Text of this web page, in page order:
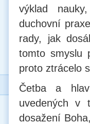
výklad
duchovní
rady, jak
tomto smyslu
proto ztrácelo
Četba a
uvedených v
dosažení